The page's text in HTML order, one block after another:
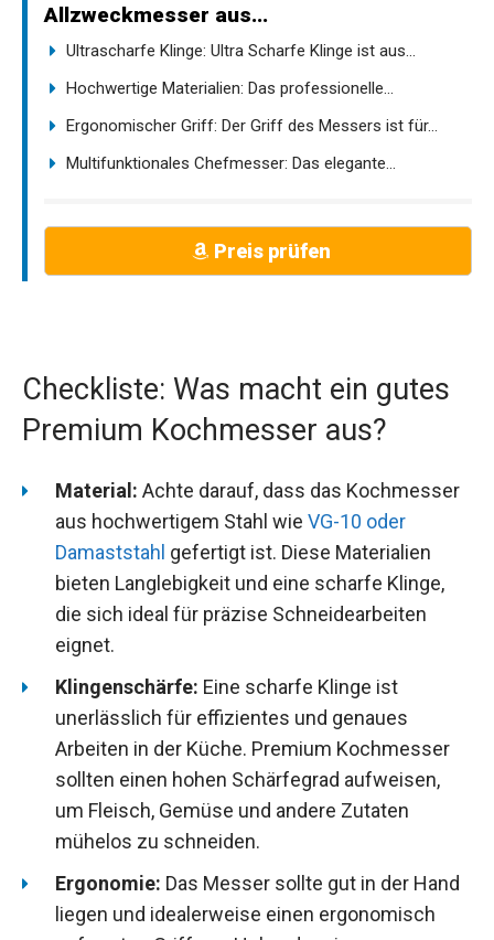
Allzweckmesser aus...
Ultrascharfe Klinge: Ultra Scharfe Klinge ist aus...
Hochwertige Materialien: Das professionelle...
Ergonomischer Griff: Der Griff des Messers ist für...
Multifunktionales Chefmesser: Das elegante...
Preis prüfen
Checkliste: Was macht ein gutes
Premium Kochmesser aus?
Material: Achte darauf, dass das Kochmesser
aus hochwertigem Stahl wie VG-10 oder
Damaststahl gefertigt ist. Diese Materialien
bieten Langlebigkeit und eine scharfe Klinge,
die sich ideal für präzise Schneidearbeiten
eignet.
Klingenschärfe: Eine scharfe Klinge ist
unerlässlich für effizientes und genaues
Arbeiten in der Küche. Premium Kochmesser
sollten einen hohen Schärfegrad aufweisen,
um Fleisch, Gemüse und andere Zutaten
mühelos zu schneiden.
Ergonomie: Das Messer sollte gut in der Hand
liegen und idealerweise einen ergonomisch